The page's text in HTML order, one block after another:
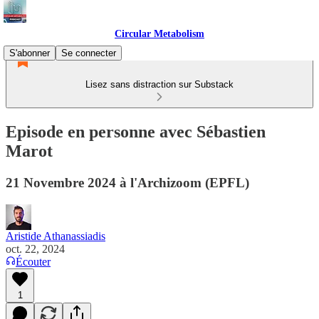
Circular Metabolism
S'abonner
Se connecter
Lisez sans distraction sur Substack
Episode en personne avec Sébastien
Marot
21 Novembre 2024 à l'Archizoom (EPFL)
Aristide Athanassiadis
oct. 22, 2024
Écouter
1